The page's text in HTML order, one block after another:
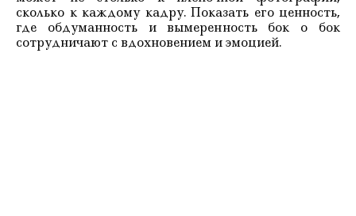
сколько к каждому кадру. Показать его ценность,
где обдуманность и вымеренность бок о бок
сотрудничают с вдохновением и эмоцией.